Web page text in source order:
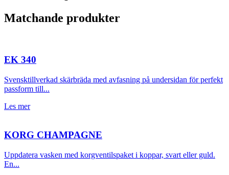
Matchande produkter
EK 340
Svensktillverkad skärbräda med avfasning på undersidan för perfekt
passform till...
Les mer
KORG CHAMPAGNE
Uppdatera vasken med korgventilspaket i koppar, svart eller guld.
En...